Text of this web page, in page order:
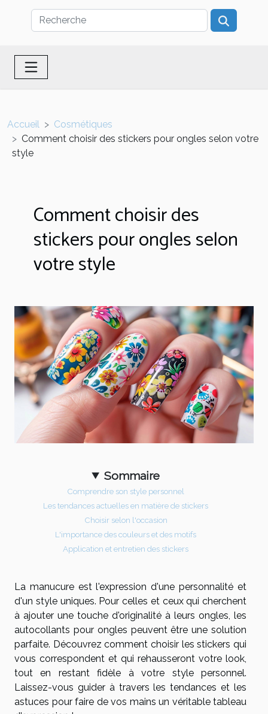
Accueil
Cosmétiques
Comment choisir des stickers pour ongles selon votre
style
Comment choisir des
stickers pour ongles selon
votre style
Sommaire
Comprendre son style personnel
Les tendances actuelles en matière de stickers
Choisir selon l'occasion
L'importance des couleurs et des motifs
Application et entretien des stickers
La manucure est l'expression d'une personnalité et
d'un style uniques. Pour celles et ceux qui cherchent
à ajouter une touche d'originalité à leurs ongles, les
autocollants pour ongles peuvent être une solution
parfaite. Découvrez comment choisir les stickers qui
vous correspondent et qui rehausseront votre look,
tout en restant fidèle à votre style personnel.
Laissez-vous guider à travers les tendances et les
astuces pour faire de vos mains un véritable tableau